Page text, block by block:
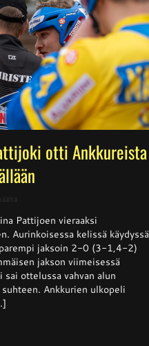
otti Ankkureista
–
Pattijoki
otti
Ankkureista
voiton
kotikentällään
Pattijoen vieraaksi
Aurinkoisessa kelissä käydyssä
jaksoin 2-0 (3-1,4-2)
jakson viimeisessä
ottelussa vahvan alun
Ankkurien ulkopeli